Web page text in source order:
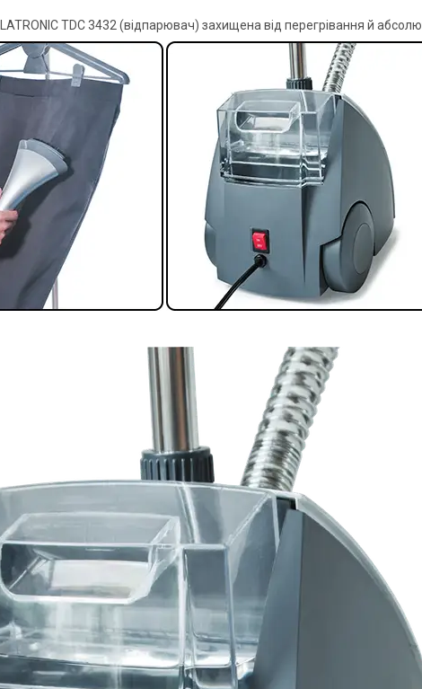
TDC 3432 (відпарювач) захищена від перегрівання й